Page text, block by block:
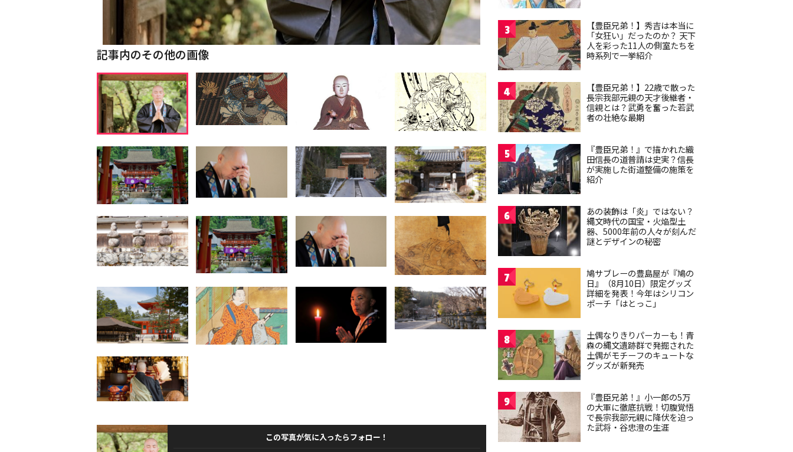
記事内のその他の画像
この写真が気に入ったらフォロー！
3
【豊臣兄弟！】秀吉は本当に
「女狂い」だったのか？ 天下
人を彩った11人の側室たちを
時系列で一挙紹介
4
【豊臣兄弟！】22歳で散った
長宗我部元親の天才後継者・
信親とは？武勇を奮った若武
者の壮絶な最期
5
『豊臣兄弟！』で描かれた織
田信長の道普請は史実？信長
が実施した街道整備の施策を
紹介
6
あの装飾は「炎」ではない？
縄文時代の国宝・火焔型土
器、5000年前の人々が刻んだ
謎とデザインの秘密
7
鳩サブレーの豊島屋が『鳩の
日』（8月10日）限定グッズ
詳細を発表！今年はシリコン
ポーチ「はとっこ」
8
土偶なりきりパーカーも！青
森の縄文遺跡群で発掘された
土偶がモチーフのキュートな
グッズが新発売
9
『豊臣兄弟！』小一郎の5万
の大軍に徹底抗戦！切腹覚悟
で長宗我部元親に降伏を迫っ
た武将・谷忠澄の生涯